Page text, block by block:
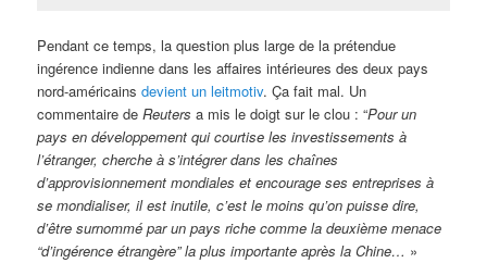
Pendant ce temps, la question plus large de la prétendue
ingérence indienne dans les affaires intérieures des deux pays
nord-américainsdevient un leitmotiv. Ça fait mal. Un
commentaire deReuters a mis le doigt sur le clou : “Pour un
pays en développement qui courtise les investissements à
l’étranger, cherche à s’intégrer dans les chaînes
d’approvisionnement mondiales et encourage ses entreprises à
se mondialiser, il est inutile, c’est le moins qu’on puisse dire,
d’être surnommé par un pays riche comme la deuxième menace
“d’ingérence étrangère” la plus importante après la Chine… »